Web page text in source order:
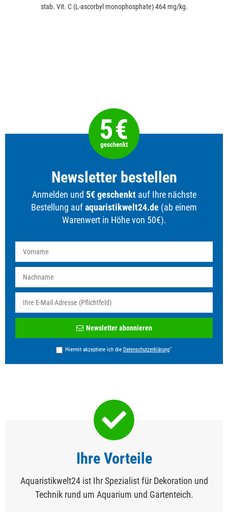
stab. Vit. C (L-ascorbyl monophosphate) 464 mg/kg.
Newsletter bestellen
Anmelden und 5€ geschenktauf Ihre nächste
Bestellung aufaquaristikwelt24.de (ab einem
Warenwert in Höhe von 50€).
Honig
Newsletter abonnieren
Hiermit akzeptiere ich die Daten­schutz­erklärung*
Ihre Vorteile
Aquaristikwelt24 ist Ihr Spezialist für Dekoration und
Technik rund um Aquarium und Gartenteich.